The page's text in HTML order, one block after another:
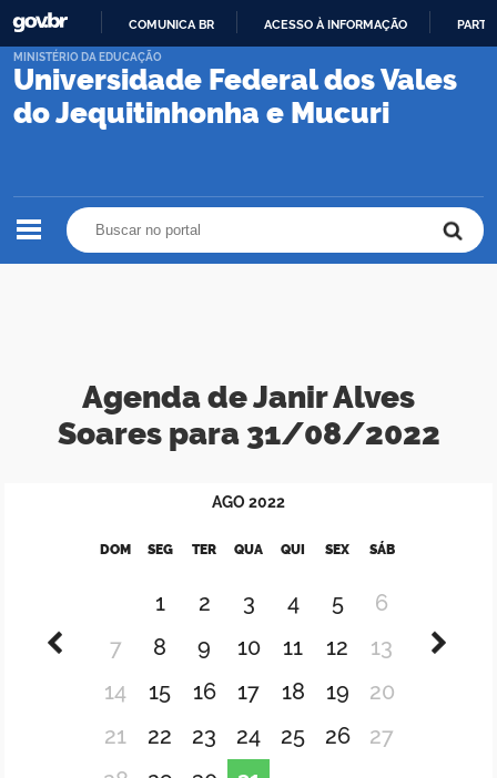
PARA
CONTEÚDO
COMUNICA BR ACESSO À INFORMAÇÃO
Universidade Federal dos Vales
do Jequitinhonha e Mucuri
MINISTÉRIO DA EDUCAÇÃO
Agenda de Janir Alves
Soares para 31/08/2022
AGO2022
DOM SEG TER QUA QUI SEX SÁB
1 2 3 4 5
6
7
8 9 10 11 12
13
14
15 16 17 18 19
20
21
22 23 24 25 26
27